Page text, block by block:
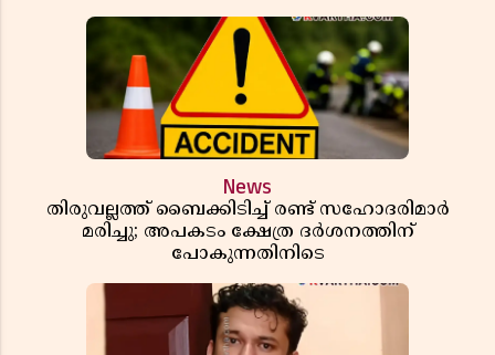
News
തിരുവല്ലത്ത് ബൈക്കിടിച്ച് രണ്ട് സഹോദരിമാർ
മരിച്ചു; അപകടം ക്ഷേത്ര ദർശനത്തിന്
പോകുന്നതിനിടെ